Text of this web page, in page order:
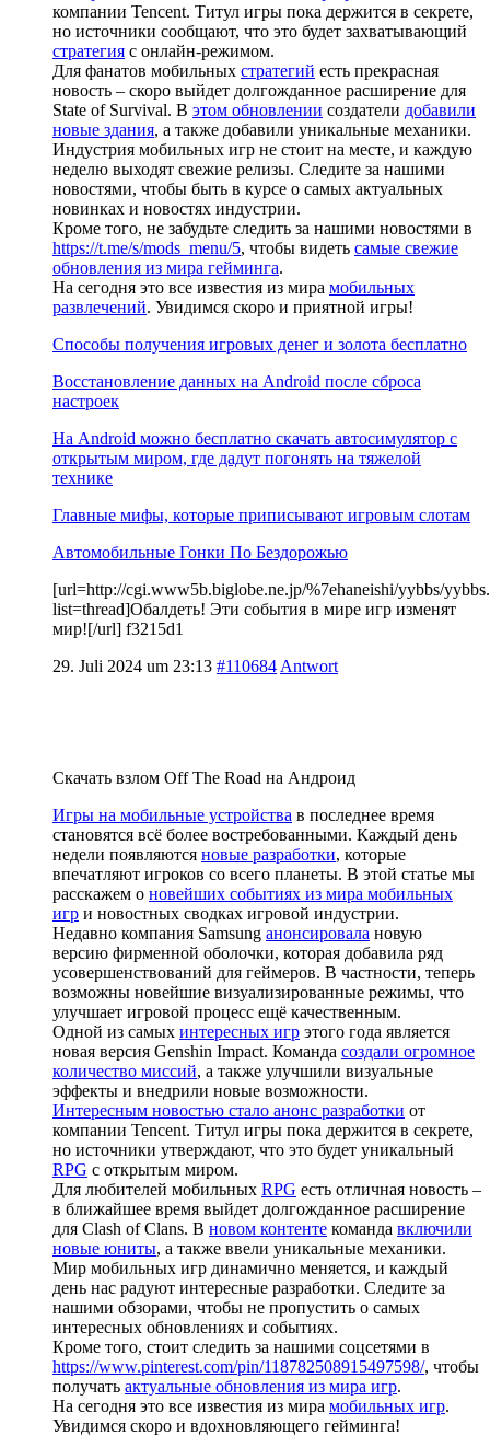
компании Tencent. Титул игры пока держится в секрете,
но источники сообщают, что это будет захватывающий
стратегия с онлайн-режимом.
Для фанатов мобильных стратегий есть прекрасная
новость – скоро выйдет долгожданное расширение для
State of Survival. В этом обновлении создатели добавили
новые здания, а также добавили уникальные механики.
Индустрия мобильных игр не стоит на месте, и каждую
неделю выходят свежие релизы. Следите за нашими
новостями, чтобы быть в курсе о самых актуальных
новинках и новостях индустрии.
Кроме того, не забудьте следить за нашими новостями в
https://t.me/s/mods_menu/5, чтобы видеть самые свежие
обновления из мира гейминга.
На сегодня это все известия из мира мобильных
развлечений. Увидимся скоро и приятной игры!
Способы получения игровых денег и золота бесплатно
Восстановление данных на Android после сброса
настроек
На Android можно бесплатно скачать автосимулятор с
открытым миром, где дадут погонять на тяжелой
технике
Главные мифы, которые приписывают игровым слотам
Автомобильные Гонки По Бездорожью
[url=http://cgi.www5b.biglobe.ne.jp/%7ehaneishi/yybbs/
list=thread]Обалдеть! Эти события в мире игр изменят
мир![/url] f3215d1
29. Juli 2024 um 23:13 #110684 Antwort
Скачать взлом Off The Road на Андроид
Игры на мобильные устройства в последнее время
становятся всё более востребованными. Каждый день
недели появляются новые разработки, которые
впечатляют игроков со всего планеты. В этой статье мы
расскажем о новейших событиях из мира мобильных
игр и новостных сводках игровой индустрии.
Недавно компания Samsung анонсировала новую
версию фирменной оболочки, которая добавила ряд
усовершенствований для геймеров. В частности, теперь
возможны новейшие визуализированные режимы, что
улучшает игровой процесс ещё качественным.
Одной из самых интересных игр этого года является
новая версия Genshin Impact. Команда создали огромное
количество миссий, а также улучшили визуальные
эффекты и внедрили новые возможности.
Интересным новостью стало анонс разработки от
компании Tencent. Титул игры пока держится в секрете,
но источники утверждают, что это будет уникальный
RPG с открытым миром.
Для любителей мобильных RPG есть отличная новость –
в ближайшее время выйдет долгожданное расширение
для Clash of Clans. В новом контенте команда включили
новые юниты, а также ввели уникальные механики.
Мир мобильных игр динамично меняется, и каждый
день нас радуют интересные разработки. Следите за
нашими обзорами, чтобы не пропустить о самых
интересных обновлениях и событиях.
Кроме того, стоит следить за нашими соцсетями в
https://www.pinterest.com/pin/118782508915497598/, чтобы
получать актуальные обновления из мира игр.
На сегодня это все известия из мира мобильных игр.
Увидимся скоро и вдохновляющего гейминга!